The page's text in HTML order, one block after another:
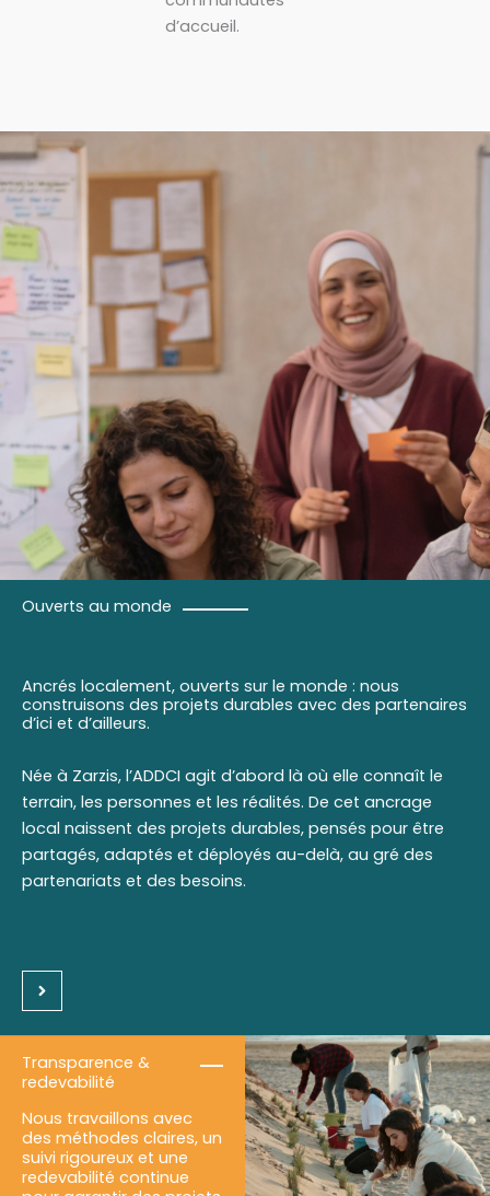
d’accueil.
Ouverts au monde
Ancrés localement, ouverts sur le monde : nous
construisons des projets durables avec des partenaires
d’ici et d’ailleurs.
Née à Zarzis, l’ADDCI agit d’abord là où elle connaît le
terrain, les personnes et les réalités. De cet ancrage
local naissent des projets durables, pensés pour être
partagés, adaptés et déployés au-delà, au gré des
partenariats et des besoins.
Transparence &
redevabilité
Nous travaillons avec
des méthodes claires, un
suivi rigoureux et une
redevabilité continue